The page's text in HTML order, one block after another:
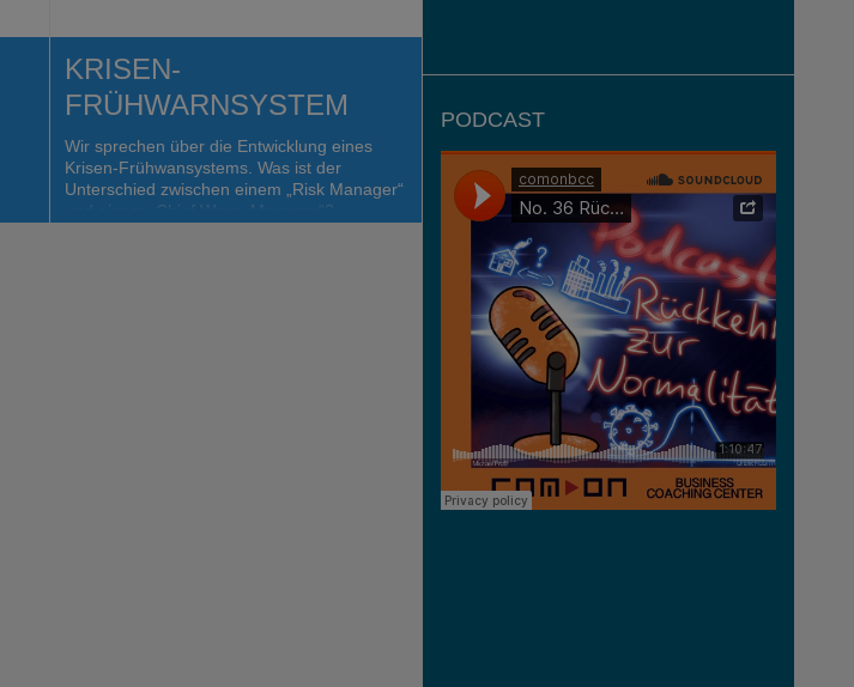
KRISEN-
FRÜHWARNSYSTEM
Wir sprechen über die Entwicklung eines
Krisen-Frühwansystems. Was ist der
Unterschied zwischen einem „Risk Manager“
und einem „Chief Worry Manager“?
PODCAST